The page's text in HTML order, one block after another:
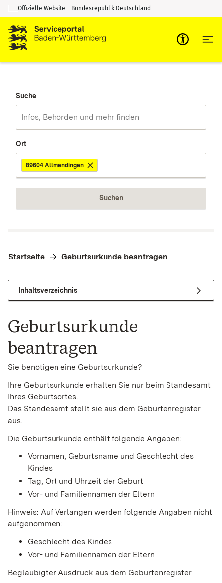
Zum Inhalt springen
Zur Suche springen
Offizielle Website – Bundesrepublik Deutschland
Suche
Ort
89604 Allmendingen
Suchen
Startseite Geburtsurkunde beantragen
Inhaltsverzeichnis
Geburtsurkunde
beantragen
Sie benötigen eine Geburtsurkunde?
Ihre Geburtsurkunde erhalten Sie nur beim Standesamt
Ihres Geburtsortes.
Das Standesamt stellt sie aus dem Geburtenregister
aus.
Die Geburtsurkunde enthält folgende Angaben:
Vornamen, Geburtsname und Geschlecht des
Kindes
Tag, Ort und Uhrzeit der Geburt
Vor- und Familiennamen der Eltern
Hinweis: Auf Verlangen werden folgende Angaben nicht
aufgenommen:
Geschlecht des Kindes
Vor- und Familiennamen der Eltern
Beglaubigter Ausdruck aus dem Geburtenregister